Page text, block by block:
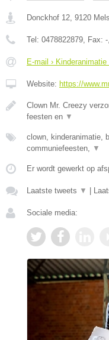
Donckhof 12, 9120
Tel: 0478822879, Fax: -
E-mail ›
Website: https://
Clown Mr. Creezy
feesten en ▼
clown, kinderanimatie,
communiefeesten, ▼
Er wordt gewerkt op
Laatste tweets ▼
Sociale media: